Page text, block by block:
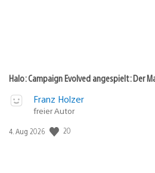
Halo: Campaign Evolved angespielt: Der
Franz Holzer
freier Autor
Veröffentlichungsdatum:
4. Aug 2026 20